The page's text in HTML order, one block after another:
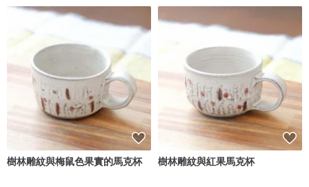
樹林雕紋與梅鼠色果實的馬克杯 樹林雕紋與紅果馬克杯